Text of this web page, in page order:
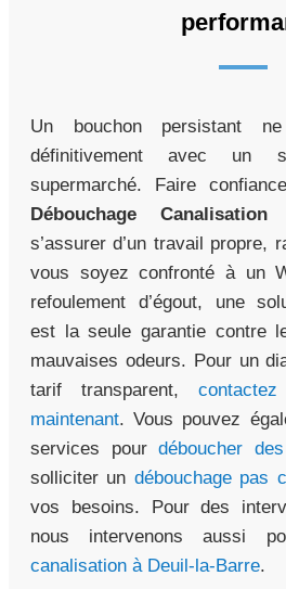
Un bouchon persistant
définitivement avec un
supermarché. Faire
Débouchage Canalisationà
s’assurer d’un travail propre,
vous soyez confronté à un
refoulement d’égout, une
est la seule garantie contre
mauvaises odeurs. Pour un
tarif transparent,
maintenant. Vous pouvez
services pourdéboucher
solliciter un débouchage pas
vos besoins. Pour des
nous intervenons aussi
canalisation à Deuil-la-Barre.